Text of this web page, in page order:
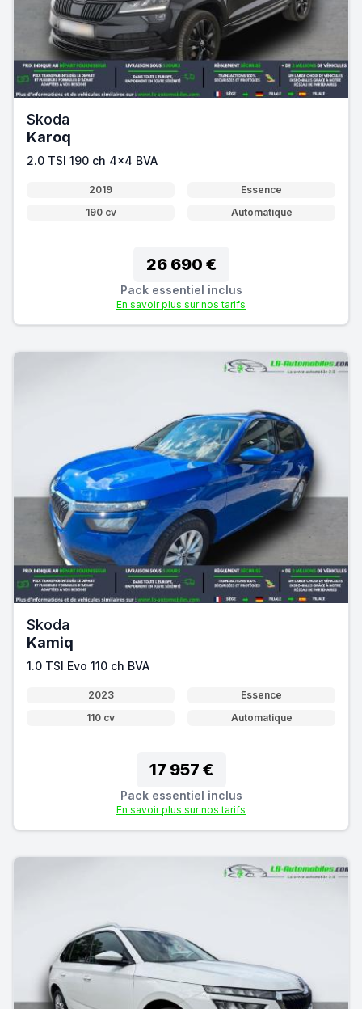
Skoda
Karoq
2.0 TSI 190 ch 4x4 BVA
2019
Essence
190 cv
Automatique
26 690 €
Pack essentiel inclus
En savoir plus sur nos tarifs
Skoda
Kamiq
1.0 TSI Evo 110 ch BVA
2023
Essence
110 cv
Automatique
17 957 €
Pack essentiel inclus
En savoir plus sur nos tarifs